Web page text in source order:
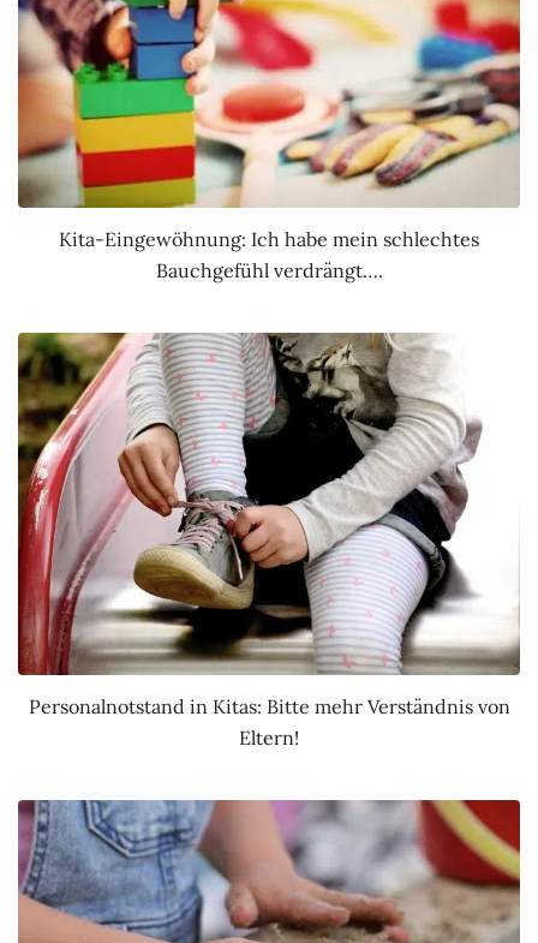
Kita-Eingewöhnung: Ich habe mein schlechtes
Bauchgefühl verdrängt….
Personalnotstand in Kitas: Bitte mehr Verständnis von
Eltern!